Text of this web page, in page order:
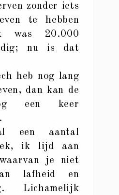
zonder iets
te hebben
was 20.000
nu is dat
heb nog lang
dan kan de
een keer
een aantal
ik lijd aan
je niet
lafheid en
Lichamelijk